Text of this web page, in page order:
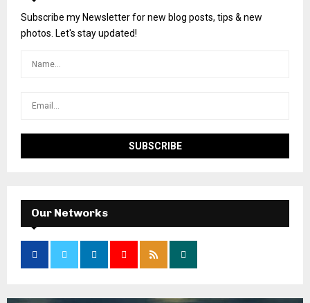
Subscribe my Newsletter for new blog posts, tips & new
photos. Let's stay updated!
Our Networks